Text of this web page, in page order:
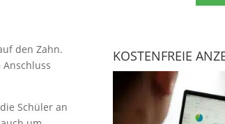
den Zahn.
Schüler an
KOSTENFREIE